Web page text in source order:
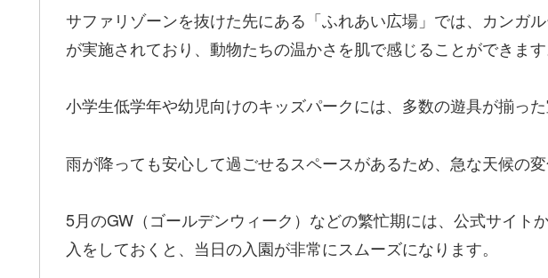
サファリゾーンを抜けた先にある「ふれあい広場」では、カンガ
が実施されており、動物たちの温かさを肌で感じることができます
小学生低学年や幼児向けのキッズパークには、多数の遊具が揃った
雨が降っても安心して過ごせるスペースがあるため、急な天候の変
5月のGW（ゴールデンウィーク）などの繁忙期には、公式サイト
入をしておくと、当日の入園が非常にスムーズになります。